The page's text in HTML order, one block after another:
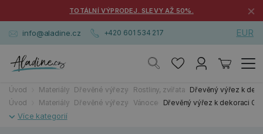
TOTÁLNÍ VÝPRODEJ. SLEVY AŽ 50%. ×
info@aladine.cz +420 601 534 217 EUR
Úvod Materiály Dřevěné výřezy Rostliny, zvířata Dřevěný výřez k
Úvod
Materiály Dřevěné výřezy Vánoce Dřevěný výřez k dekoraci